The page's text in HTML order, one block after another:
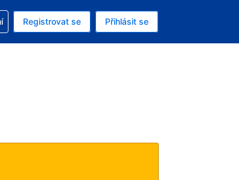
Americký dolar
jazyk: V češtině
Registrovat se Přihlásit se